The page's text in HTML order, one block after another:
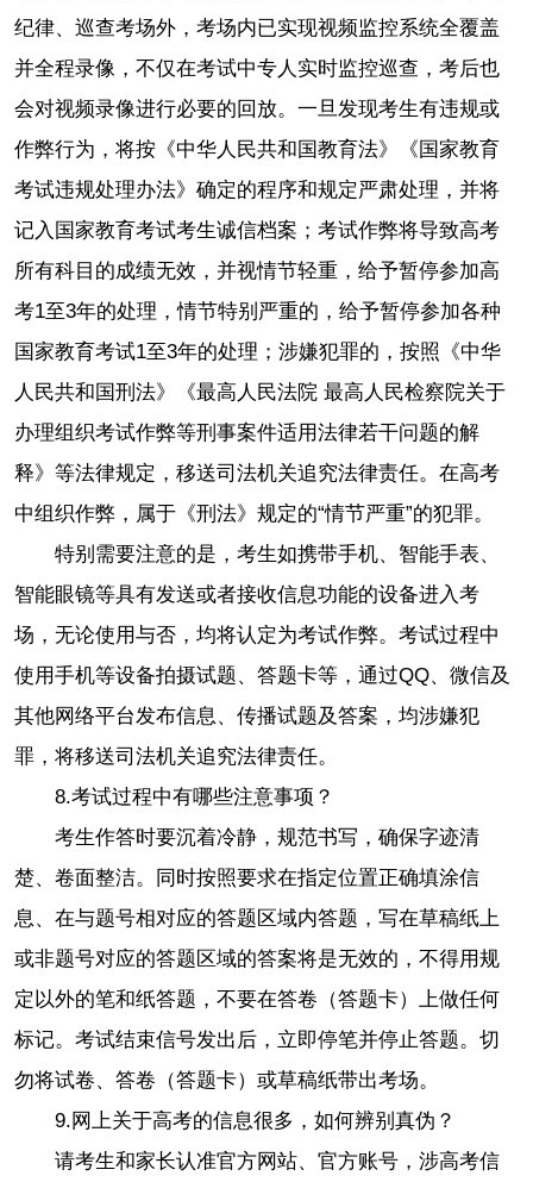
纪律、巡查考场外，考场内已实现视频监控系统全覆盖
并全程录像，不仅在考试中专人实时监控巡查，考后也
会对视频录像进行必要的回放。一旦发现考生有违规或
作弊行为，将按《中华人民共和国教育法》《国家教育
考试违规处理办法》确定的程序和规定严肃处理，并将
记入国家教育考试考生诚信档案；考试作弊将导致高考
所有科目的成绩无效，并视情节轻重，给予暂停参加高
考1至3年的处理，情节特别严重的，给予暂停参加各种
国家教育考试1至3年的处理；涉嫌犯罪的，按照《中华
人民共和国刑法》《最高人民法院 最高人民检察院关于
办理组织考试作弊等刑事案件适用法律若干问题的解
释》等法律规定，移送司法机关追究法律责任。在高考
中组织作弊，属于《刑法》规定的“情节严重”的犯罪。
特别需要注意的是，考生如携带手机、智能手表、
智能眼镜等具有发送或者接收信息功能的设备进入考
场，无论使用与否，均将认定为考试作弊。考试过程中
使用手机等设备拍摄试题、答题卡等，通过QQ、微信及
其他网络平台发布信息、传播试题及答案，均涉嫌犯
罪，将移送司法机关追究法律责任。
8.考试过程中有哪些注意事项？
考生作答时要沉着冷静，规范书写，确保字迹清
楚、卷面整洁。同时按照要求在指定位置正确填涂信
息、在与题号相对应的答题区域内答题，写在草稿纸上
或非题号对应的答题区域的答案将是无效的，不得用规
定以外的笔和纸答题，不要在答卷（答题卡）上做任何
标记。考试结束信号发出后，立即停笔并停止答题。切
勿将试卷、答卷（答题卡）或草稿纸带出考场。
9.网上关于高考的信息很多，如何辨别真伪？
请考生和家长认准官方网站、官方账号，涉高考信